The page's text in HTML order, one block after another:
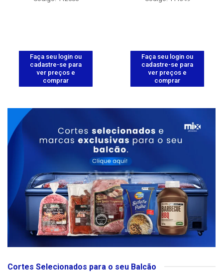
Faça seu login ou
cadastre-se para
ver preços e
comprar
Faça seu login ou
cadastre-se para
ver preços e
comprar
Cortes Selecionados para o seu Balcão